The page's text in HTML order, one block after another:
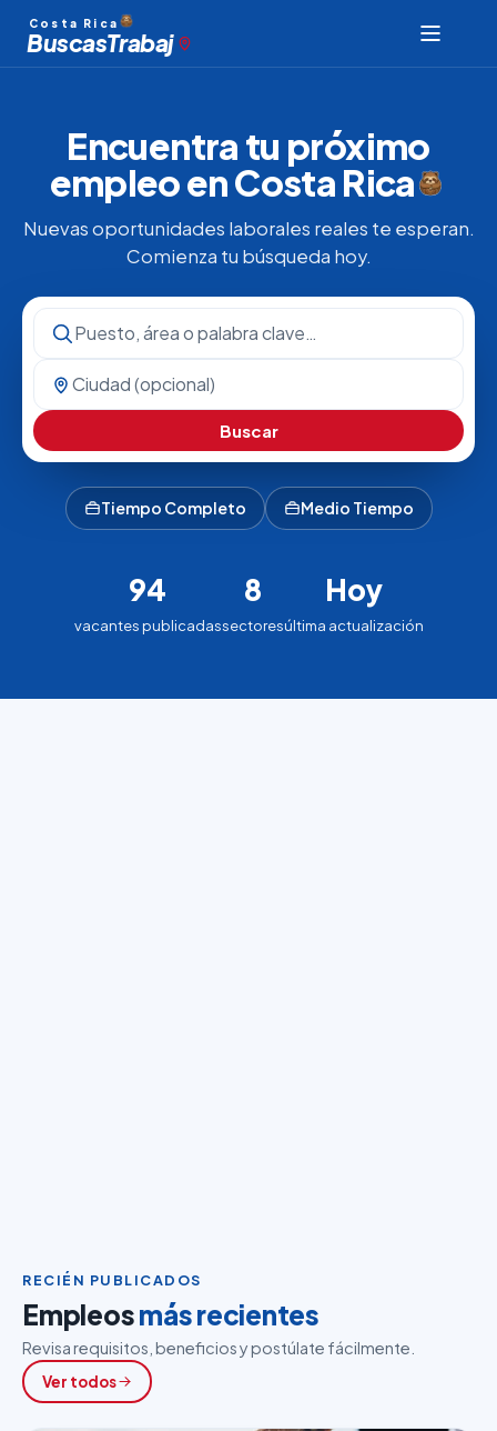
Costa Rica
BuscasTrabaj
Encuentra tu próximo
empleo enCosta Rica
Nuevas oportunidades laborales reales te esperan.
Comienza tu búsqueda hoy.
Buscar
Tiempo Completo Medio Tiempo
94
vacantes publicadas
8
sectores
Hoy
última actualización
RECIÉN PUBLICADOS
Empleosmás recientes
Revisa requisitos, beneficios y postúlate fácilmente.
Ver todos